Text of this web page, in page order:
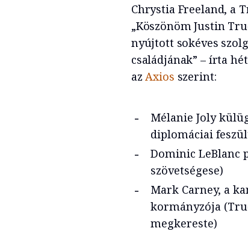
Chrystia Freeland, a
„Köszönöm Justin
nyújtott sokéves
családjának” – írta
azAxios szerint:
Mélanie Joly
diplomáciai
Dominic LeBlanc
szövetségese)
Mark Carney, a
kormányzója
megkereste)